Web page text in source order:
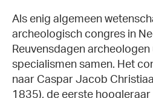
Als enig algemeen
archeologisch congres in
Reuvensdagen
specialismen samen. Het
naar Caspar Jacob
1835), de eerste